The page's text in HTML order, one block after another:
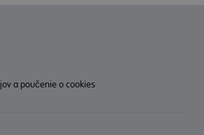
a poučenie o cookies